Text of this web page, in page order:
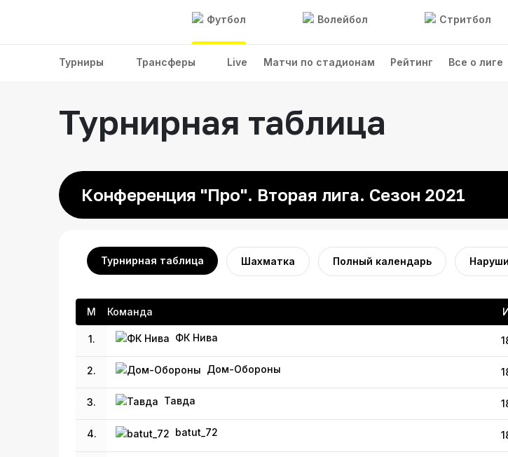
Футбол Волейбол Стритбол
Турниры Трансферы Live Матчи по стадионам Рейтинг Все о лиге
Турнирная таблица
Конференция "Про". Вторая лига. Сезон 2021
Турнирная таблица Шахматка Полный календарь
М Команда
1. ФК Нива
2. Дом-Обороны
3. Тавда
4. batut_72